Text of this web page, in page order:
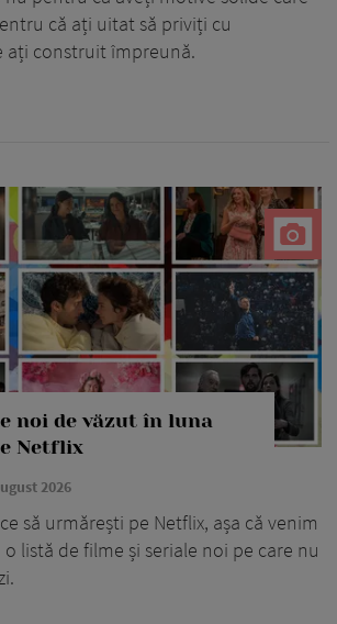
că ați uitat să priviți cu
construit împreună.
noi de văzut în luna
Netflix
2026
să urmărești pe Netflix, așa că venim
listă de filme și seriale noi pe care nu